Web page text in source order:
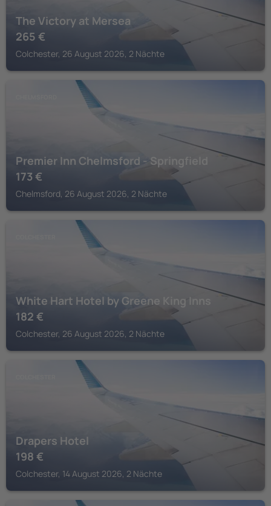
The Victory at Mersea
265 €
Colchester, 26 August 2026, 2 Nächte
Premier Inn Chelmsford - Springfield
173 €
Chelmsford, 26 August 2026, 2 Nächte
White Hart Hotel by Greene King Inns
182 €
Colchester, 26 August 2026, 2 Nächte
Drapers Hotel
198 €
Colchester, 14 August 2026, 2 Nächte